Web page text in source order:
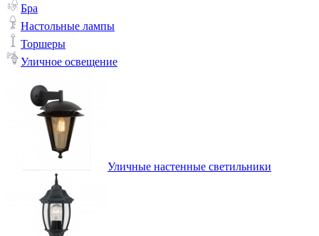
Бра
Настольные лампы
Торшеры
Уличное освещение
Уличные настенные светильники